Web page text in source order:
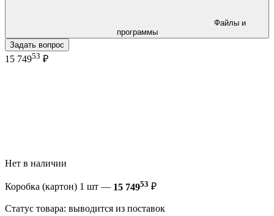
программы
Задать вопрос
15 74953 ₽
Нет в наличии
Коробка (картон) 1 шт — 15 74953 ₽
Статус товара: выводится из поставок